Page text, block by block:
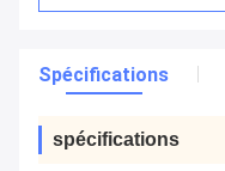
Spécifications
spécifications